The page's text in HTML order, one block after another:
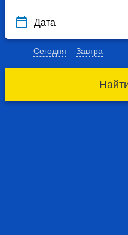
Дата
Сегодня Завтра